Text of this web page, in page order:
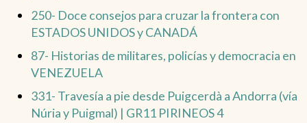
250- Doce consejos para cruzar la frontera con
ESTADOS UNIDOS y CANADÁ
87- Historias de militares, policías y democracia en
VENEZUELA
331- Travesía a pie desde Puigcerdà a Andorra (vía
Núria y Puigmal) | GR11 PIRINEOS 4